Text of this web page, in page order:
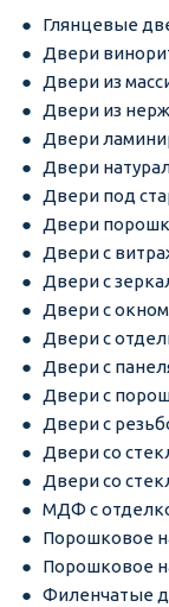
Глянцевые
Двери
Двери из
Двери из
Двери
Двери
Двери под
Двери
Двери с
Двери с
Двери с окном
Двери с
Двери с
Двери с
Двери с
Двери со
Двери со
МДФ с
Порошковое
Порошковое
Филенчатые